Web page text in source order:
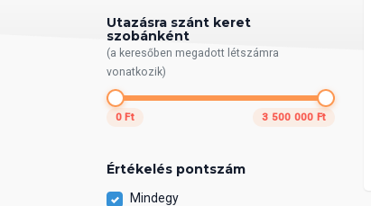
Utazásra szánt keret
szobánként
(a keresőben megadott létszámra
vonatkozik)
0 Ft 3 500 000 Ft
Értékelés pontszám
Mindegy